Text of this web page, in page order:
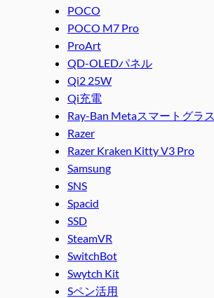
POCO
POCO M7 Pro
ProArt
QD-OLEDパネル
Qi2 25W
Qi充電
Ray-Ban Metaスマートグラス
Razer
Razer Kraken Kitty V3 Pro
Samsung
SNS
Spacid
SSD
SteamVR
SwitchBot
Swytch Kit
Sペン活用